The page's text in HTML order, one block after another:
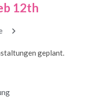
12th
Weiter
geplant.